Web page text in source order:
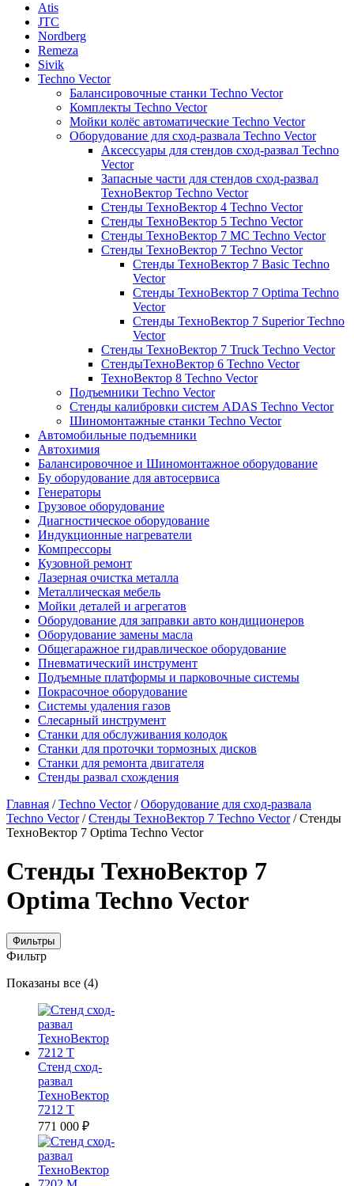
Atis
JTC
Nordberg
Remeza
Sivik
Techno Vector
Балансировочные станки Techno Vector
Комплекты Techno Vector
Мойки колёс автоматические Techno Vector
Оборудование для сход-развала Techno Vector
Аксессуары для стендов сход-развал Techno
Vector
Запасные части для стендов сход-развал
ТехноВектор Techno Vector
Стенды ТехноВектор 4 Techno Vector
Стенды ТехноВектор 5 Techno Vector
Стенды ТехноВектор 7 MC Techno Vector
Стенды ТехноВектор 7 Techno Vector
Стенды ТехноВектор 7 Basic Techno
Vector
Стенды ТехноВектор 7 Optima Techno
Vector
Стенды ТехноВектор 7 Superior Techno
Vector
Стенды ТехноВектор 7 Truck Techno Vector
СтендыТехноВектор 6 Techno Vector
ТехноВектор 8 Techno Vector
Подъемники Techno Vector
Стенды калибровки систем ADAS Techno Vector
Шиномонтажные станки Techno Vector
Автомобильные подъемники
Автохимия
Балансировочное и Шиномонтажное оборудование
Бу оборудование для автосервиса
Генераторы
Грузовое оборудование
Диагностическое оборудование
Индукционные нагреватели
Компрессоры
Кузовной ремонт
Лазерная очистка металла
Металлическая мебель
Мойки деталей и агрегатов
Оборудование для заправки авто кондиционеров
Оборудование замены масла
Общегаражное гидравлическое оборудование
Пневматический инструмент
Подъемные платформы и парковочные системы
Покрасочное оборудование
Системы удаления газов
Слесарный инструмент
Станки для обслуживания колодок
Станки для проточки тормозных дисков
Станки для ремонта двигателя
Стенды развал схождения
Главная /Techno Vector/Оборудование для сход-развала
Techno Vector/Стенды ТехноВектор 7 Techno Vector/ Стенды
ТехноВектор 7 Optima Techno Vector
Стенды ТехноВектор 7
Optima Techno Vector
Фильтры
Фильтр
Показаны все (4)Цены:
убыванию
Стенд сход-
развал
ТехноВектор
7212 T
771 000 ₽